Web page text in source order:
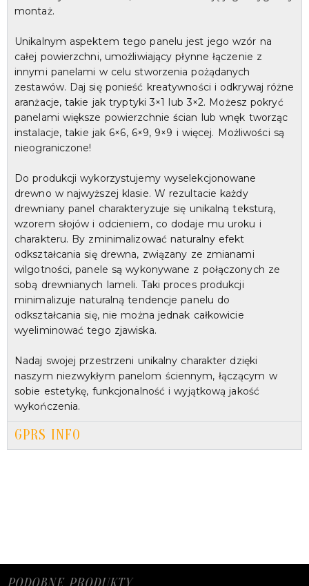
montaż.
Unikalnym aspektem tego panelu jest jego wzór na
całej powierzchni, umożliwiający płynne łączenie z
innymi panelami w celu stworzenia pożądanych
zestawów. Daj się ponieść kreatywności i odkrywaj różne
aranżacje, takie jak tryptyki 3×1 lub 3×2. Możesz pokryć
panelami większe powierzchnie ścian lub wnęk tworząc
instalacje, takie jak 6×6, 6×9, 9×9 i więcej. Możliwości są
nieograniczone!
Do produkcji wykorzystujemy wyselekcjonowane
drewno w najwyższej klasie. W rezultacie każdy
drewniany panel charakteryzuje się unikalną teksturą,
wzorem słojów i odcieniem, co dodaje mu uroku i
charakteru. By zminimalizować naturalny efekt
odkształcania się drewna, związany ze zmianami
wilgotności, panele są wykonywane z połączonych ze
sobą drewnianych lameli. Taki proces produkcji
minimalizuje naturalną tendencje panelu do
odkształcania się, nie można jednak całkowicie
wyeliminować tego zjawiska.
Nadaj swojej przestrzeni unikalny charakter dzięki
naszym niezwykłym panelom ściennym, łączącym w
sobie estetykę, funkcjonalność i wyjątkową jakość
wykończenia.
GPRS INFO